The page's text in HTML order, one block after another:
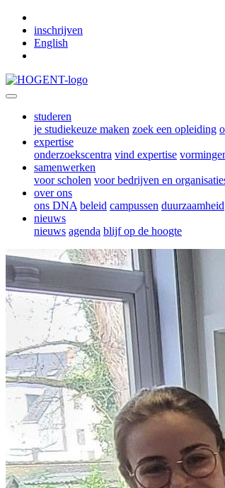
inschrijven
English
studeren
je studiekeuze maken zoek een opleiding
expertise
onderzoekscentra vind expertise
samenwerken
voor scholen voor bedrijven en
over ons
ons DNA beleid campussen duurzaamheid
nieuws
nieuws agenda blijf op de hoogte